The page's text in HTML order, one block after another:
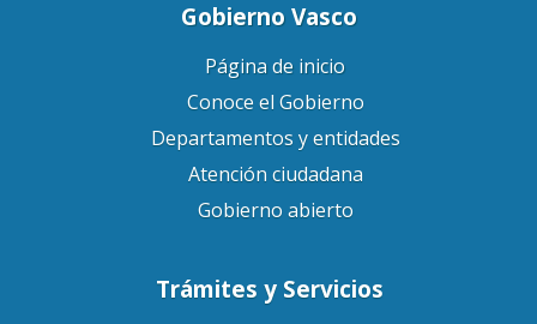
Gobierno Vasco
Página de inicio
Conoce el Gobierno
Departamentos y entidades
Atención ciudadana
Gobierno abierto
Trámites y Servicios